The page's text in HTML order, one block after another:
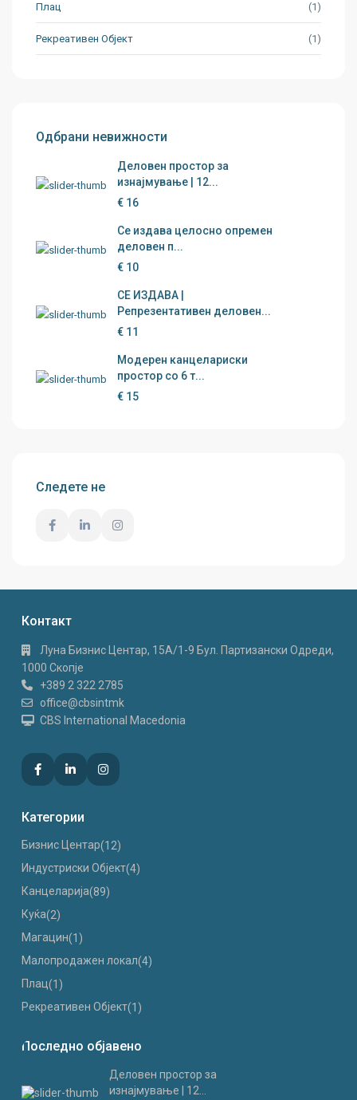
Плац (1)
Рекреативен Објект (1)
Одбрани невижности
Деловен простор за
изнајмување | 12...
€ 16
Се издава целосно опремен
деловен п...
€ 10
СЕ ИЗДАВА |
Репрезентативен деловен...
€ 11
Модерен канцелариски
простор со 6 т...
€ 15
Следете не
Контакт
Луна Бизнис Центар, 15A/1-9 Бул. Партизански Одреди,
1000 Скопје
+389 2 322 2785
office@cbsintmk
CBS International Macedonia
Категории
Бизнис Центар(12)
Индустриски Oбјект(4)
Канцеларија(89)
Куќа(2)
Магацин(1)
Малопродажен локал(4)
Плац(1)
Рекреативен Објект(1)
Последно објавено
Деловен простор за
изнајмување | 12...